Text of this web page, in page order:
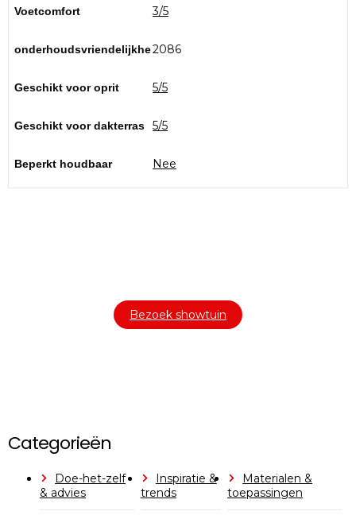
Voetcomfort 3/5
onderhoudsvriendelijkhe2086
Geschikt voor oprit 5/5
Geschikt voor dakterras 5/5
Beperkt houdbaar Nee
Bezoek showtuin
Categorieën
Doe-het-zelf
& advies
Inspiratie &
trends
Materialen &
toepassingen